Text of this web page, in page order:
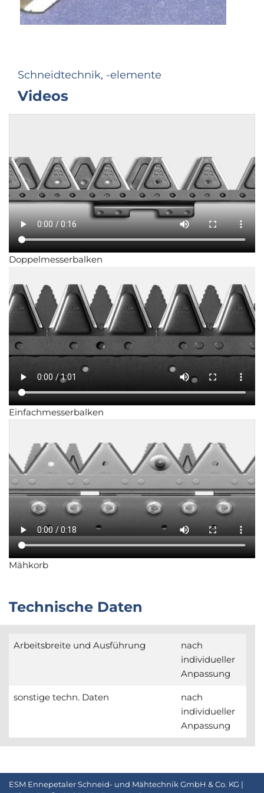
Schneidtechnik, -elemente
Videos
Doppelmesserbalken
Einfachmesserbalken
Mähkorb
Technische Daten
Arbeitsbreite und Ausführung
nach
individueller
Anpassung
sonstige techn. Daten
nach
individueller
Anpassung
ESM Ennepetaler Schneid- und Mähtechnik GmbH & Co. KG |